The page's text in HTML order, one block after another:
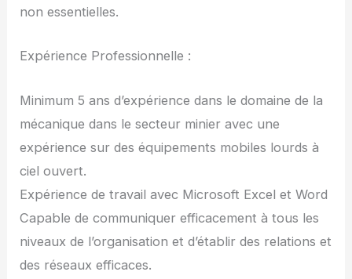
non essentielles.
Expérience Professionnelle :
Minimum 5 ans d’expérience dans le domaine de la
mécanique dans le secteur minier avec une
expérience sur des équipements mobiles lourds à
ciel ouvert.
Expérience de travail avec Microsoft Excel et Word
Capable de communiquer efficacement à tous les
niveaux de l’organisation et d’établir des relations et
des réseaux efficaces.